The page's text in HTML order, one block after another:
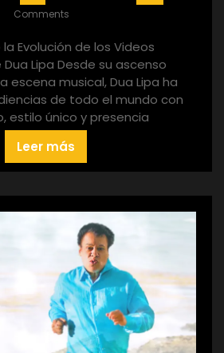
Comments
la Evolución de los Videos
Lipa Desde su ascenso
escena musical, Dua Lipa ha
de todo el mundo con
estilo único y presencia
Leer más